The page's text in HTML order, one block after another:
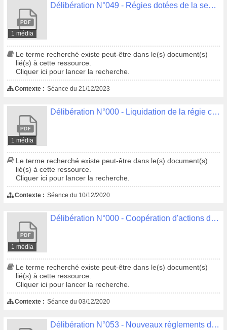
1 média
Délibération N°049 - Régies dotées de la seule autonomie financière en charge des services publics de l'eau et de l'assainissement des eaux usées - Désignation des membres du Conseil d'exploitation de la Régie eau.
Le terme recherché existe peut-être dans le(s) document(s)
lié(s) à cette ressource.
Cliquer ici pour lancer la recherche.
Contexte : Séance du 21/12/2023
1 média
Délibération N°000 - Liquidation de la régie cinéma - reprise de l'actif et du passif par la ville de Quimper
Le terme recherché existe peut-être dans le(s) document(s)
lié(s) à cette ressource.
Cliquer ici pour lancer la recherche.
Contexte : Séance du 10/12/2020
1 média
Délibération N°000 - Coopération d'actions décentralisées en matière d'eau et d'assainissement
Le terme recherché existe peut-être dans le(s) document(s)
lié(s) à cette ressource.
Cliquer ici pour lancer la recherche.
Contexte : Séance du 03/12/2020
Délibération N°053 - Nouveaux règlements des services de l'eau potable et de l'assainissement collectif